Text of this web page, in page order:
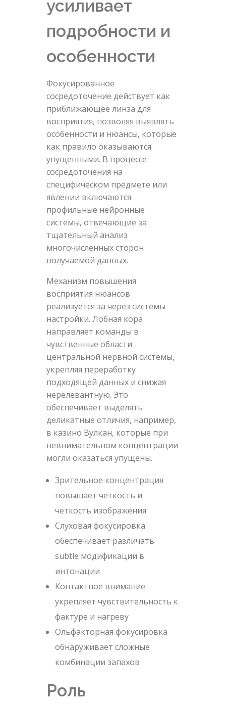
усиливает
подробности и
особенности
Фокусированное
сосредоточение действует как
приближающее линза для
восприятия, позволяя выявлять
особенности и нюансы, которые
как правило оказываются
упущенными. В процессе
сосредоточения на
специфическом предмете или
явлении включаются
профильные нейронные
системы, отвечающие за
тщательный анализ
многочисленных сторон
получаемой данных.
Механизм повышения
восприятия нюансов
реализуется за через системы
настройки. Лобная кора
направляет команды в
чувственные области
центральной нервной системы,
укрепляя переработку
подходящей данных и снижая
нерелевантную. Это
обеспечивает выделять
деликатные отличия, например,
в казино Вулкан, которые при
невнимательном концентрации
могли оказаться упущены.
Зрительное концентрация
повышает четкость и
четкость изображения
Слуховая фокусировка
обеспечивает различать
subtle модификации в
интонации
Контактное внимание
укрепляет чувствительность к
фактуре и нагреву
Ольфакторная фокусировка
обнаруживает сложные
комбинации запахов
Роль